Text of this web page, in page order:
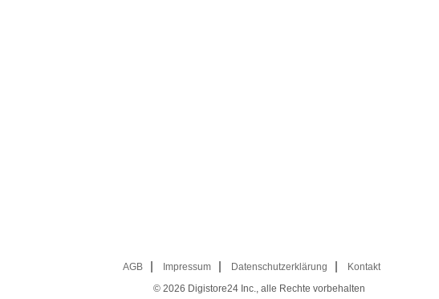
AGB Impressum Datenschutzerklärung
Kontakt
© 2026 Digistore24 Inc., alle Rechte vorbehalten